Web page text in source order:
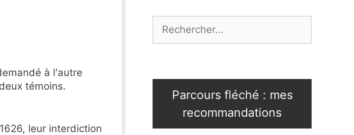
à l'autre
témoins.
leur interdiction
Parcours fléché : mes
recommandations